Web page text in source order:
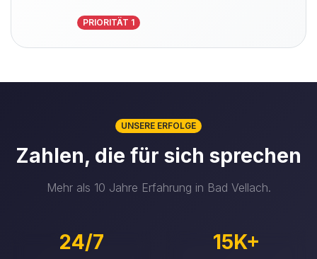
PRIORITÄT 1
UNSERE ERFOLGE
Zahlen, die für sich sprechen
Mehr als 10 Jahre Erfahrung in Bad Vellach.
24/7 15K+